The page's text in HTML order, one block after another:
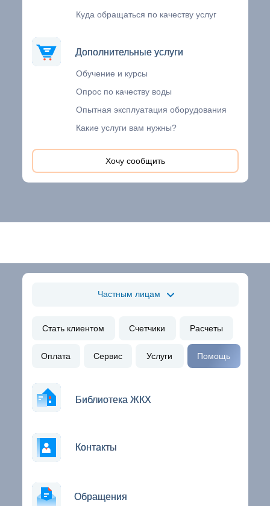
Куда обращаться по качеству услуг
Опытная эксплуатация оборудования
Опрос по качеству воды
Обучение и курсы
Какие услуги вам нужны?
Дополнительные услуги
Дополнительные услуги
Хочу сообщить
Библиотека ЖКХ
Библиотека ЖКХ
Контакты
Контакты
Обращения
Обращения
Услуги
Сервис
Оплата Помощь
Расчеты
Счетчики
Стать клиентом
Частным лицам